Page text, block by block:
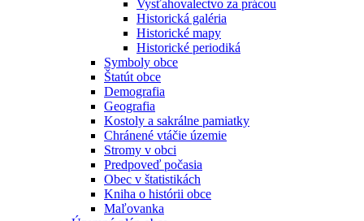
Vysťahovalectvo za prácou
Historická galéria
Historické mapy
Historické periodiká
Symboly obce
Štatút obce
Demografia
Geografia
Kostoly a sakrálne pamiatky
Chránené vtáčie územie
Stromy v obci
Predpoveď počasia
Obec v štatistikách
Kniha o histórii obce
Maľovanka